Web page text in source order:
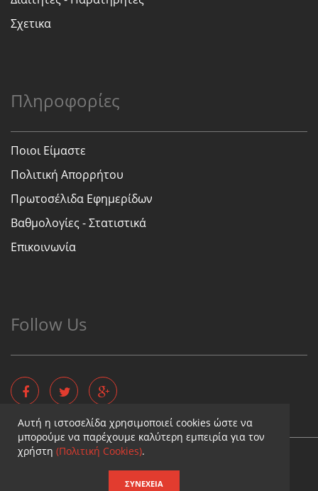
Σχετικα
Πληροφορίες
Ποιοι Είμαστε
Πολιτική Απορρήτου
Πρωτοσέλιδα Εφημερίδων
Βαθμολογίες - Στατιστικά
Επικοινωνία
Follow Us
Copyright © - Diaititis.gr - All Rights Reserved.
Σχεδιασμός & κατασκευή ιστοσελίδων
Αυτή η ιστοσελίδα χρησιμοποιεί cookies ώστε να
μπορούμε να παρέχουμε καλύτερη εμπειρία για τον
χρήστη (Πολιτική Cookies).
ΣΥΝΈΧΕΙΑ